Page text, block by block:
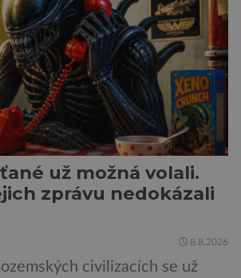
už možná volali.
zprávu nedokázali
8.8.2026
civilizacích se už